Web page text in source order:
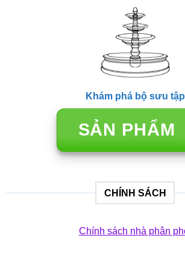
Khám phá bộ sưu tập
SẢN PHẨM
CHÍNH SÁCH
Chính sách nhà phân